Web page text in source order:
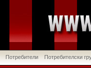
Потребители Потребителски